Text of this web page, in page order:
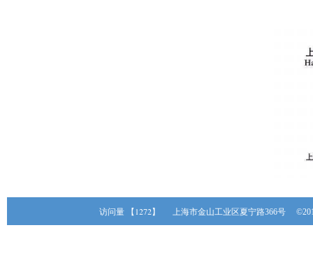
访问量 【1272】 上海市金山工业区夏宁路366号